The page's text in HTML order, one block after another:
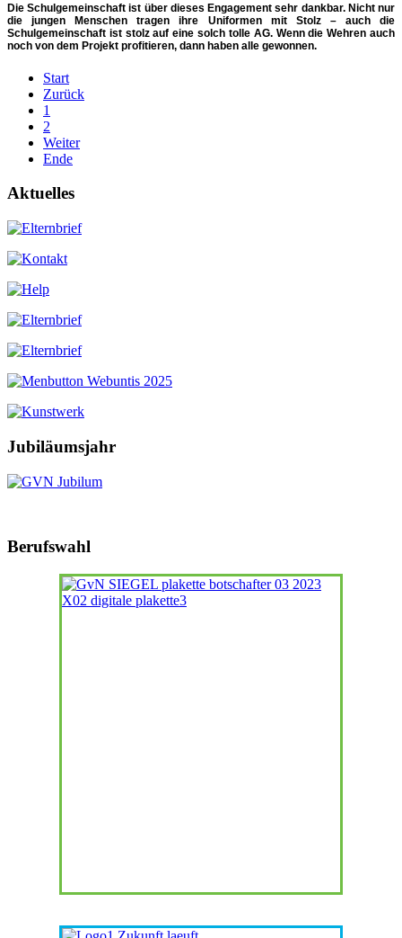
Die Schulgemeinschaft ist über dieses Engagement sehr dankbar. Nicht nur
die jungen Menschen tragen ihre Uniformen mit Stolz – auch die
Schulgemeinschaft ist stolz auf eine solch tolle AG. Wenn die Wehren auch
noch von dem Projekt profitieren, dann haben alle gewonnen.
Start
Zurück
1
2
Weiter
Ende
Aktuelles
Jubiläumsjahr
Berufswahl